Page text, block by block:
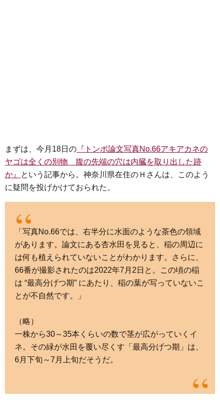
まずは、今月18日の 『トンボ論文写真No.66アキアカネの
ヤゴは全くの別物 腹の先端の穴は内臓を取り出した跡
か』
という記事から。神奈川県在住のＨさんは、このよう
に疑問を投げかけておられた。
「写真No.66では、右半分に水面のような茶色の領域
があります。論文にある杏水田を見ると、稲の周辺に
は何も植えられていないことがわかります。さらに、
66番が撮影されたのは2022年7月2日と。この頃の稲
は “最高分げつ期” にあたり、稲の葉が写っていないこ
とが不自然です。」
（略）
一株から30～35本くらいの数で茎が広がっていくイ
ネ。その緑が水田を覆い尽くす「最高分げつ期」は、
6月下旬～7月上旬だそうだ。